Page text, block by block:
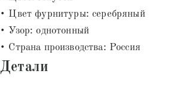
• Цвет фурнитуры: серебряный
• Узор: однотонный
• Страна производства: Россия
Детали